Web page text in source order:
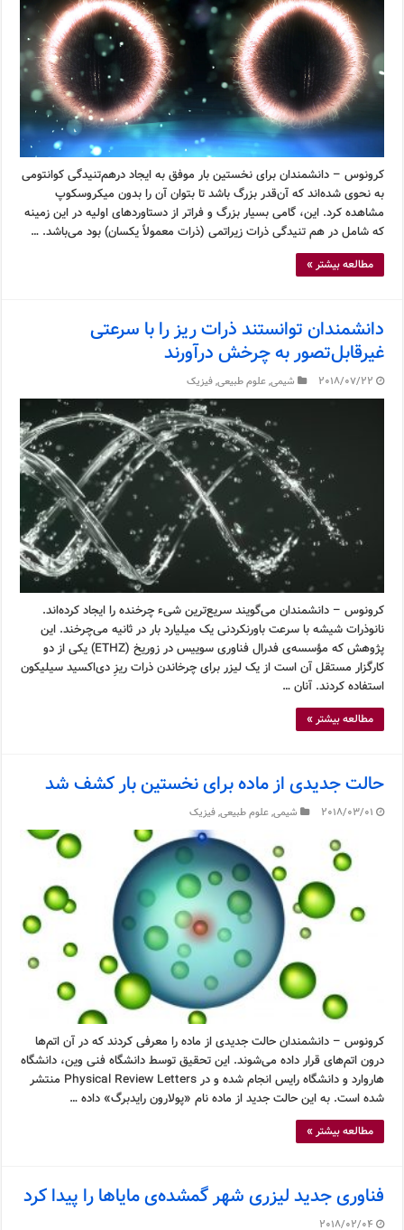
کرونوس – دانشمندان برای نخستین بار موفق به ایجاد درهم‌تنیدگی کوانتومی
به نحوی شده‌اند که آن‌قدر بزرگ باشد تا بتوان آن را بدون میکروسکوپ
مشاهده کرد. این، گامی بسیار بزرگ و فراتر از دستاوردهای اولیه در این زمینه
که شامل در هم تنیدگی ذرات زیراتمی (ذرات معمولاً یکسان) بود می‌باشد. …
مطالعه بیشتر »
دانشمندان توانستند ذرات ریز را با سرعتی
غیرقابل‌تصور به چرخش درآورند
2018/07/22 شیمی,علوم طبیعی,فیزیک
کرونوس – دانشمندان می‌گویند سریع‌ترین شیء چرخنده را ایجاد کرده‌اند.
نانوذرات شیشه با سرعت باورنکردنی یک میلیارد بار در ثانیه می‌چرخند. این
پژوهش که مؤسسه‌ی فدرال فناوری سوییس در زوریخ (ETHZ) یکی از دو
کارگزار مستقل آن است از یک لیزر برای چرخاندن ذرات ریزِ دی‌اکسید سیلیکون
استفاده کردند. آنان …
مطالعه بیشتر »
حالت جدیدی از ماده برای نخستین بار کشف شد
2018/03/01 شیمی,علوم طبیعی,فیزیک
کرونوس – دانشمندان حالت جدیدی از ماده را معرفی کردند که در آن اتم‌ها
درون اتم‌های قرار داده می‌شوند. این تحقیق توسط دانشگاه فنی وین، دانشگاه
هاروارد و دانشگاه رایس انجام شده و در Physical Review Letters منتشر
شده است. به این حالت جدید از ماده نام «پولارون رایدبرگ» داده …
مطالعه بیشتر »
فناوری جدید لیزری شهر گمشده‌ی مایاها را پیدا کرد
2018/02/04